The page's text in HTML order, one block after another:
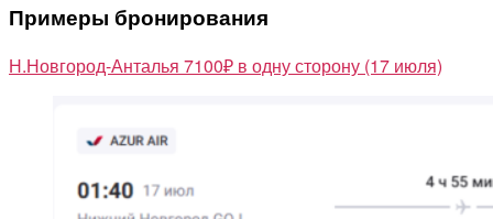
Примеры бронирования
Н.Новгород-Анталья 7100₽ в одну сторону (17 июля)